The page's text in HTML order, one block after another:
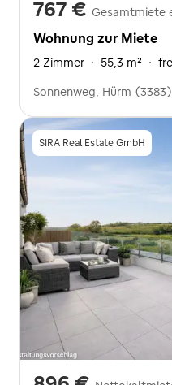
767 € Gesamtmiete
Wohnung zur Miete
2 Zimmer · 55,3 m² ·
Sonnenweg, Hürm (3383)
SIRA Real Estate GmbH